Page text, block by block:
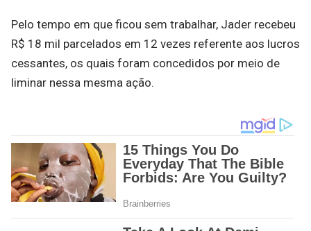
Pelo tempo em que ficou sem trabalhar, Jader recebeu
R$ 18 mil parcelados em 12 vezes referente aos lucros
cessantes, os quais foram concedidos por meio de
liminar nessa mesma ação.